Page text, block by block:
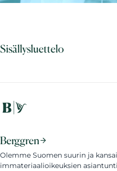
Sisällysluettelo
Berggren
Olemme Suomen suurin ja
immateriaalioikeuksien